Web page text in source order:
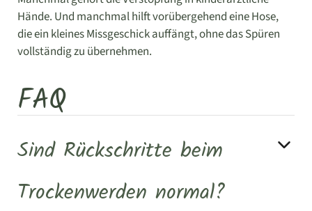
Hände. Und manchmal hilft vorübergehend eine Hose,
die ein kleines Missgeschick auffängt, ohne das Spüren
vollständig zu übernehmen.
FAQ
Sind Rückschritte beim
Trockenwerden normal?